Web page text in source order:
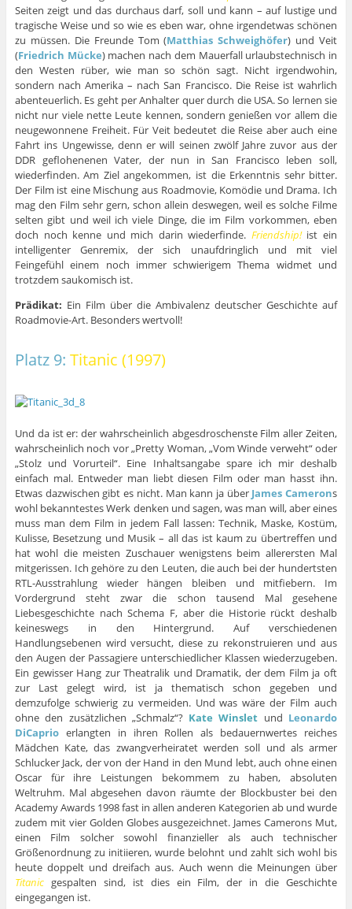
Seiten zeigt und das durchaus darf, soll und kann – auf lustige und
tragische Weise und so wie es eben war, ohne irgendetwas schönen
zu müssen. Die Freunde Tom (Matthias Schweighöfer) und Veit
(Friedrich Mücke) machen nach dem Mauerfall urlaubstechnisch in
den Westen rüber, wie man so schön sagt. Nicht irgendwohin,
sondern nach Amerika – nach San Francisco. Die Reise ist wahrlich
abenteuerlich. Es geht per Anhalter quer durch die USA. So lernen sie
nicht nur viele nette Leute kennen, sondern genießen vor allem die
neugewonnene Freiheit. Für Veit bedeutet die Reise aber auch eine
Fahrt ins Ungewisse, denn er will seinen zwölf Jahre zuvor aus der
DDR geflohenenen Vater, der nun in San Francisco leben soll,
wiederfinden. Am Ziel angekommen, ist die Erkenntnis sehr bitter.
Der Film ist eine Mischung aus Roadmovie, Komödie und Drama. Ich
mag den Film sehr gern, schon allein deswegen, weil es solche Filme
selten gibt und weil ich viele Dinge, die im Film vorkommen, eben
doch noch kenne und mich darin wiederfinde. Friendship!ist ein
intelligenter Genremix, der sich unaufdringlich und mit viel
Feingefühl einem noch immer schwierigem Thema widmet und
trotzdem saukomisch ist.
Prädikat: Ein Film über die Ambivalenz deutscher Geschichte auf
Roadmovie-Art. Besonders wertvoll!
Platz 9: Titanic (1997)
Und da ist er: der wahrscheinlich abgesdroschenste Film aller Zeiten,
wahrscheinlich noch vor „Pretty Woman, „Vom Winde verweht“ oder
„Stolz und Vorurteil“. Eine Inhaltsangabe spare ich mir deshalb
einfach mal. Entweder man liebt diesen Film oder man hasst ihn.
Etwas dazwischen gibt es nicht. Man kann ja über James Camerons
wohl bekanntestes Werk denken und sagen, was man will, aber eines
muss man dem Film in jedem Fall lassen: Technik, Maske, Kostüm,
Kulisse, Besetzung und Musik – all das ist kaum zu übertreffen und
hat wohl die meisten Zuschauer wenigstens beim allerersten Mal
mitgerissen. Ich gehöre zu den Leuten, die auch bei der hundertsten
RTL-Ausstrahlung wieder hängen bleiben und mitfiebern. Im
Vordergrund steht zwar die schon tausend Mal gesehene
Liebesgeschichte nach Schema F, aber die Historie rückt deshalb
keineswegs in den Hintergrund. Auf verschiedenen
Handlungsebenen wird versucht, diese zu rekonstruieren und aus
den Augen der Passagiere unterschiedlicher Klassen wiederzugeben.
Ein gewisser Hang zur Theatralik und Dramatik, der dem Film ja oft
zur Last gelegt wird, ist ja thematisch schon gegeben und
demzufolge schwierig zu vermeiden. Und was wäre der Film auch
ohne den zusätzlichen „Schmalz“?Kate Winslet und Leonardo
DiCaprioerlangten in ihren Rollen als bedauernwertes reiches
Mädchen Kate, das zwangverheiratet werden soll und als armer
Schlucker Jack, der von der Hand in den Mund lebt, auch ohne einen
Oscar für ihre Leistungen bekommem zu haben, absoluten
Weltruhm. Mal abgesehen davon räumte der Blockbuster bei den
Academy Awards 1998 fast in allen anderen Kategorien ab und wurde
zudem mit vier Golden Globes ausgezeichnet. James Camerons Mut,
einen Film solcher sowohl finanzieller als auch technischer
Größenordnung zu initiieren, wurde belohnt und zahlt sich wohl bis
heute doppelt und dreifach aus. Auch wenn die Meinungen über
Titanic gespalten sind, ist dies ein Film, der in die Geschichte
eingegangen ist.